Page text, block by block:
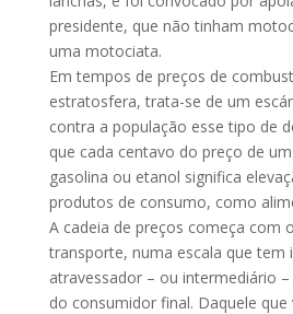
presidente, que não tinham
uma motociata.
Em tempos de preços de
estratosfera, trata-se de um
contra a população esse tipo de
que cada centavo do preço de
gasolina ou etanol significa
produtos de consumo, como
A cadeia de preços começa com
transporte, numa escala que tem
atravessador – ou intermediário
do consumidor final. Daquele